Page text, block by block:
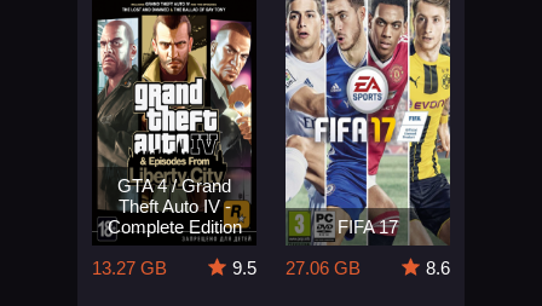
GTA 4 / Grand
Theft Auto IV -
Complete Edition
13.27 GB
9.5
FIFA 17
27.06 GB
8.6